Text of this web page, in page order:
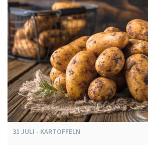
31 JULI - KARTOFFELN